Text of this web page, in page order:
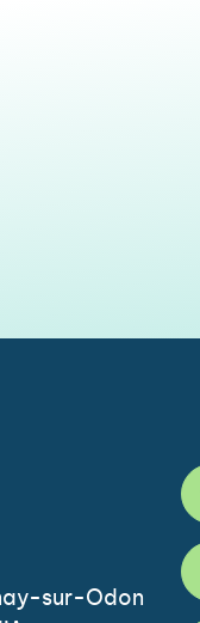
sur-Odon